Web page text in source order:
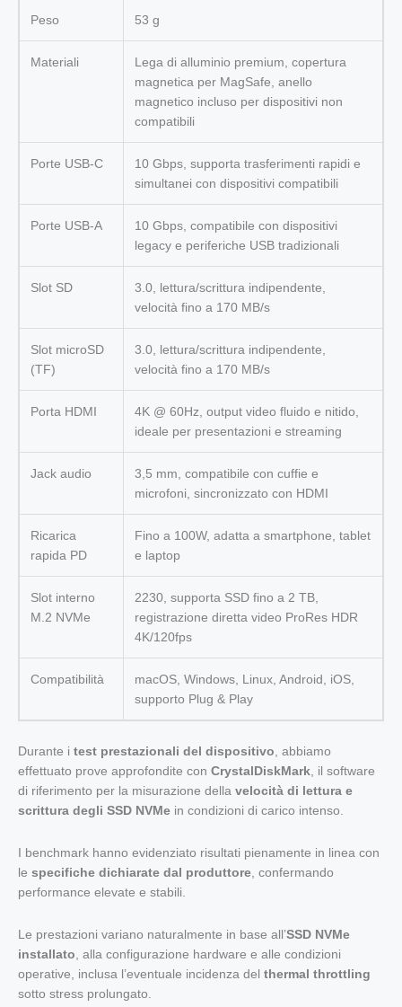
Peso 53 g
Materiali
Lega di alluminio premium, copertura
magnetica per MagSafe, anello
magnetico incluso per dispositivi non
compatibili
Porte USB-C
10 Gbps, supporta trasferimenti rapidi e
simultanei con dispositivi compatibili
Porte USB-A
10 Gbps, compatibile con dispositivi
legacy e periferiche USB tradizionali
Slot SD
3.0, lettura/scrittura indipendente,
velocità fino a 170 MB/s
Slot microSD
(TF)
3.0, lettura/scrittura indipendente,
velocità fino a 170 MB/s
Porta HDMI
4K @ 60Hz, output video fluido e nitido,
ideale per presentazioni e streaming
Jack audio
3,5 mm, compatibile con cuffie e
microfoni, sincronizzato con HDMI
Ricarica
rapida PD
Fino a 100W, adatta a smartphone, tablet
e laptop
Slot interno
M.2 NVMe
2230, supporta SSD fino a 2 TB,
registrazione diretta video ProRes HDR
4K/120fps
Compatibilità
macOS, Windows, Linux, Android, iOS,
supporto Plug & Play
Durante i test prestazionali del dispositivo, abbiamo
effettuato prove approfondite con CrystalDiskMark, il software
di riferimento per la misurazione della velocità di lettura e
scrittura degli SSD NVMe in condizioni di carico intenso.
I benchmark hanno evidenziato risultati pienamente in linea con
le specifiche dichiarate dal produttore, confermando
performance elevate e stabili.
Le prestazioni variano naturalmente in base all’SSD NVMe
installato, alla configurazione hardware e alle condizioni
operative, inclusa l’eventuale incidenza del thermal throttling
sotto stress prolungato.